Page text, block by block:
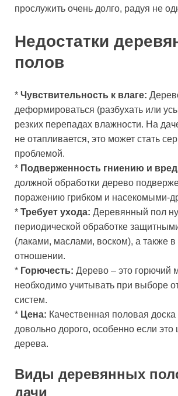
прослужить очень долго, радуя не
Недостатки
полов
* Чувствительность к влаге:
деформироваться (разбухать или
резких перепадах влажности. На
не отапливается, это может стать
проблемой.
* Подверженность гниению и
должной обработки дерево
поражению грибком и насекомыми-
* Требует ухода: Деревянный пол
периодической обработке
(лаками, маслами, воском), а также
отношении.
* Горючесть: Дерево – это горючий
необходимо учитывать при выборе
систем.
* Цена: Качественная половая
довольно дорого, особенно если
дерева.
Виды деревянных
дачи